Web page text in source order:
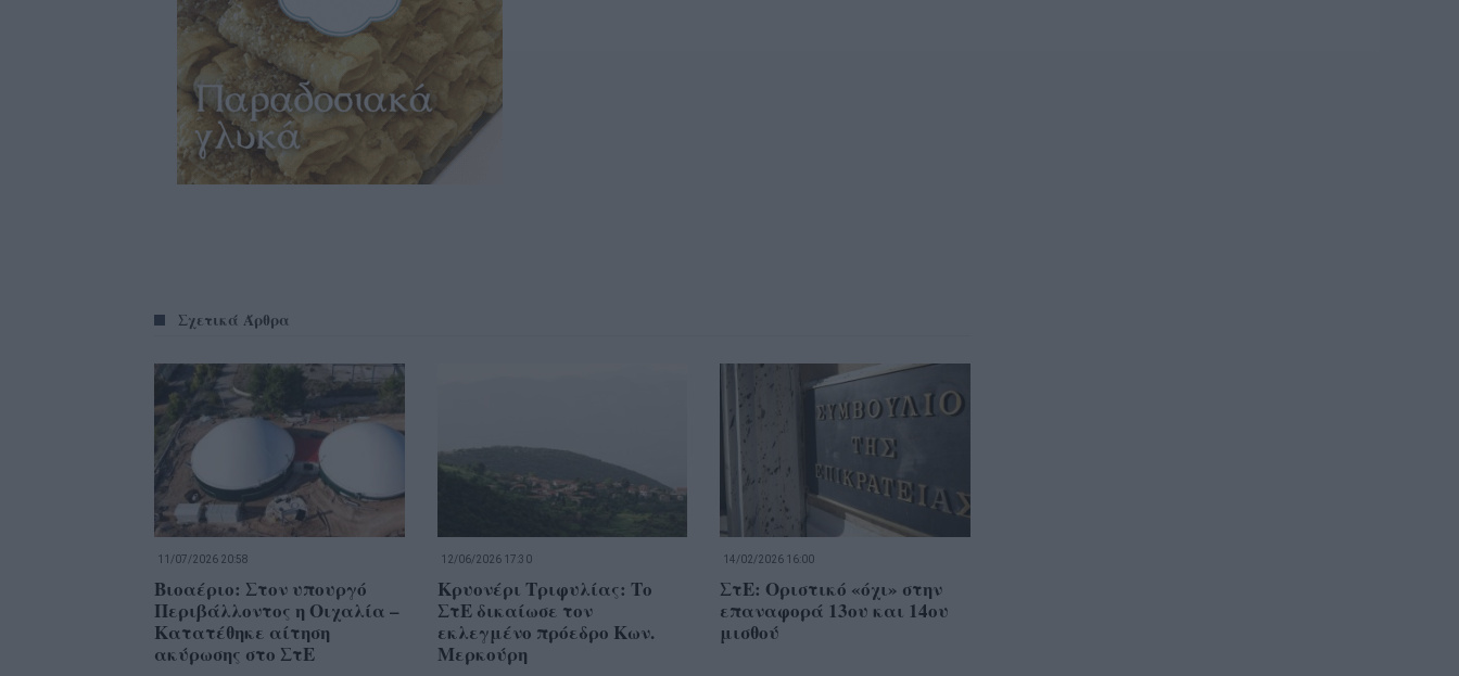
Σχετικά Άρθρα
11/07/2026 20:58
Βιοαέριο: Στον υπουργό
Περιβάλλοντος η Οιχαλία –
Κατατέθηκε αίτηση
ακύρωσης στο ΣτΕ
12/06/2026 17:30
Κρυονέρι Τριφυλίας: Το
ΣτΕ δικαίωσε τον
εκλεγμένο πρόεδρο Κων.
Μερκούρη
14/02/2026 16:00
ΣτΕ: Οριστικό «όχι» στην
επαναφορά 13ου και 14ου
μισθού